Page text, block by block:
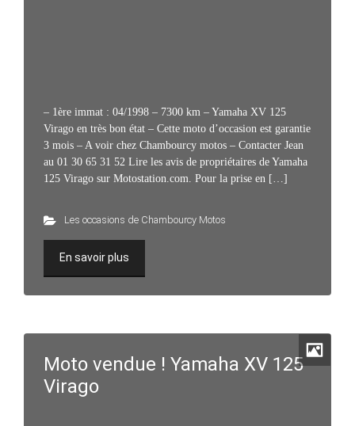
– 1ère immat : 04/1998 – 7300 km – Yamaha XV 125
Virago en très bon état – Cette moto d’occasion est garantie
3 mois – A voir chez Chambourcy motos – Contacter Jean
au 01 30 65 31 52 Lire les avis de propriétaires de Yamaha
125 Virago sur Motostation.com. Pour la prise en […]
Les occasions de Chambourcy Motos
En savoir plus
Moto vendue ! Yamaha XV 125
Virago